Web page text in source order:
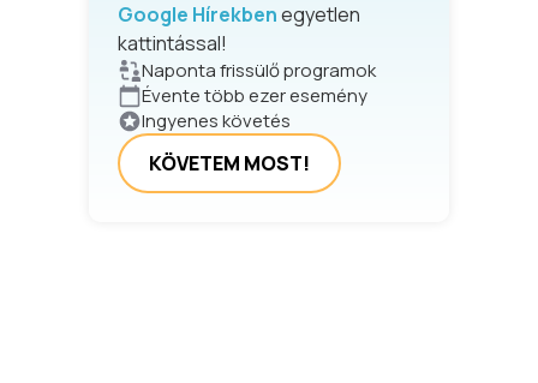
Google Hírekbenegyetlen
kattintással!
Naponta frissülő programok
Évente több ezer esemény
Ingyenes követés
KÖVETEM MOST!